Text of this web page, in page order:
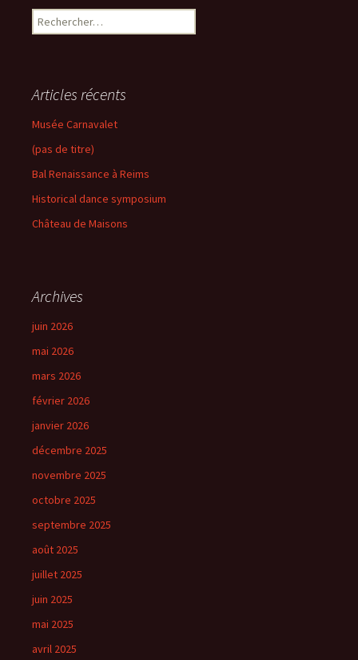
Rechercher :
Articles récents
Musée Carnavalet
(pas de titre)
Bal Renaissance à Reims
Historical dance symposium
Château de Maisons
Archives
juin 2026
mai 2026
mars 2026
février 2026
janvier 2026
décembre 2025
novembre 2025
octobre 2025
septembre 2025
août 2025
juillet 2025
juin 2025
mai 2025
avril 2025